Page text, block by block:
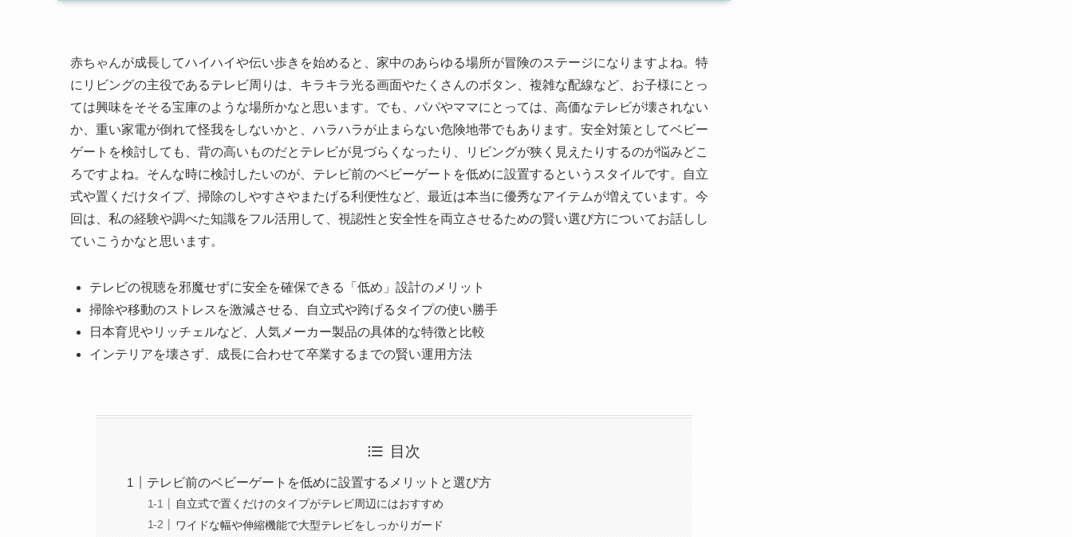
赤ちゃんが成長してハイハイや伝い歩きを始めると、家中のあらゆる場所が冒険のステージになりますよね。特
にリビングの主役であるテレビ周りは、キラキラ光る画面やたくさんのボタン、複雑な配線など、お子様にとっ
ては興味をそそる宝庫のような場所かなと思います。でも、パパやママにとっては、高価なテレビが壊されない
か、重い家電が倒れて怪我をしないかと、ハラハラが止まらない危険地帯でもあります。安全対策としてベビー
ゲートを検討しても、背の高いものだとテレビが見づらくなったり、リビングが狭く見えたりするのが悩みどこ
ろですよね。そんな時に検討したいのが、テレビ前のベビーゲートを低めに設置するというスタイルです。自立
式や置くだけタイプ、掃除のしやすさやまたげる利便性など、最近は本当に優秀なアイテムが増えています。今
回は、私の経験や調べた知識をフル活用して、視認性と安全性を両立させるための賢い選び方についてお話しし
ていこうかなと思います。
テレビの視聴を邪魔せずに安全を確保できる「低め」設計のメリット
掃除や移動のストレスを激減させる、自立式や跨げるタイプの使い勝手
日本育児やリッチェルなど、人気メーカー製品の具体的な特徴と比較
インテリアを壊さず、成長に合わせて卒業するまでの賢い運用方法
目次
テレビ前のベビーゲートを低めに設置するメリットと選び方
自立式で置くだけのタイプがテレビ周辺にはおすすめ
ワイドな幅や伸縮機能で大型テレビをしっかりガード